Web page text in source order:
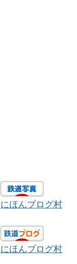
にほんブログ村
にほんブログ村